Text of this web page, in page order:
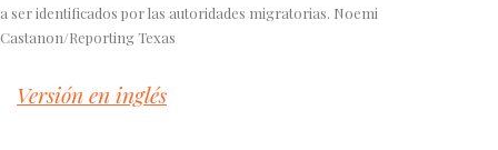
a ser identificados por las autoridades migratorias. Noemi
Castanon/Reporting Texas
Versión en inglés